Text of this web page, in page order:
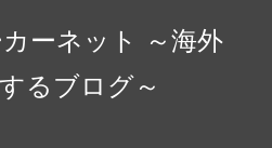
ーネット ～海外
るブログ～